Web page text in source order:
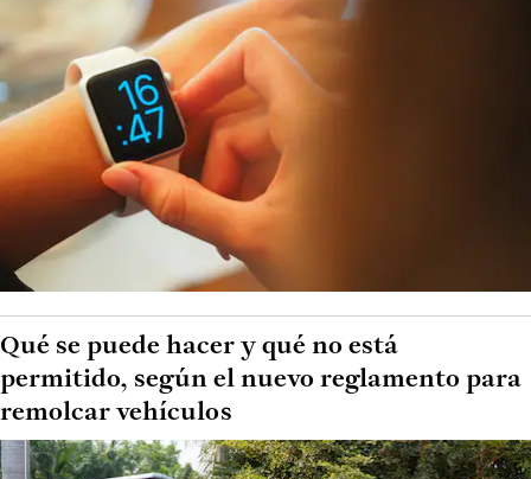
Qué se puede hacer y qué no está
permitido, según el nuevo reglamento para
remolcar vehículos